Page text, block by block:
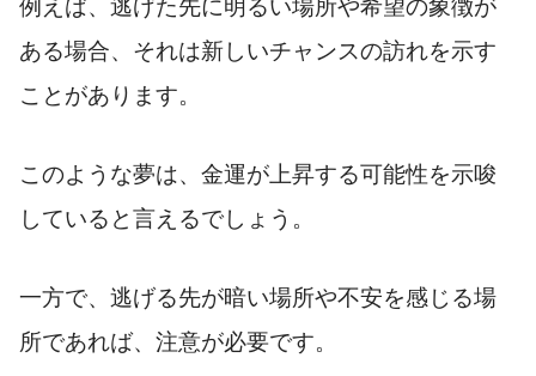
例えば、逃げた先に明るい場所や希望の象徴が
ある場合、それは新しいチャンスの訪れを示す
ことがあります。
このような夢は、金運が上昇する可能性を示唆
していると言えるでしょう。
一方で、逃げる先が暗い場所や不安を感じる場
所であれば、注意が必要です。